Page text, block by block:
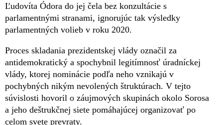
Ľudovíta Ódora do jej čela bez konzultácie s
parlamentnými stranami, ignorujúc tak výsledky
parlamentných volieb v roku 2020.
Proces skladania prezidentskej vlády označil za
antidemokratický a spochybnil legitímnosť úradníckej
vlády, ktorej nominácie podľa neho vznikajú v
pochybných nikým nevolených štruktúrach. V tejto
súvislosti hovoril o záujmových skupinách okolo Sorosa
a jeho deštrukčnej siete pomáhajúcej organizovať po
celom svete prevraty.